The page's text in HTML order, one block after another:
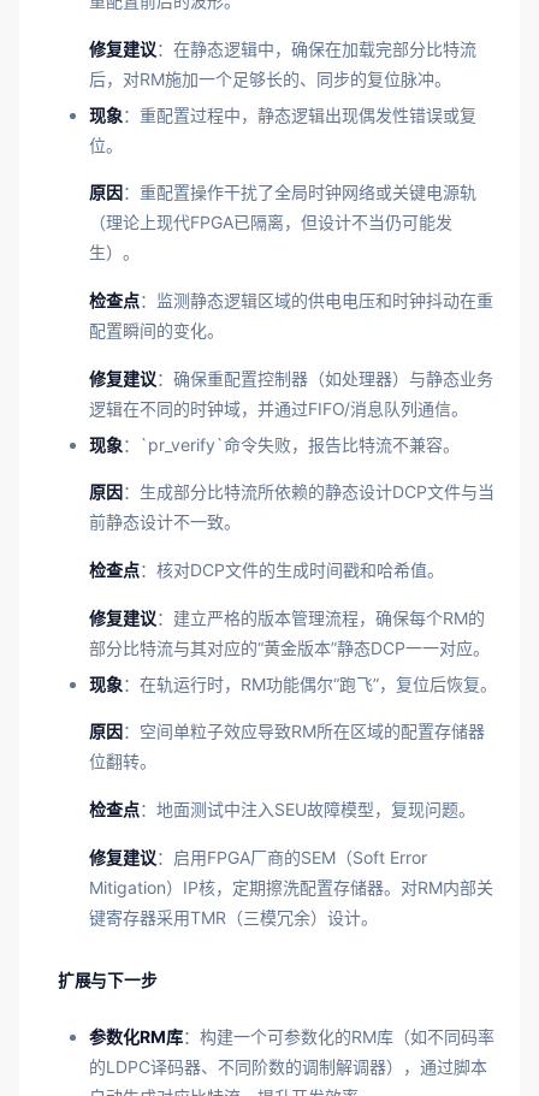
修复建议：在静态逻辑中，确保在加载完部分比特流
后，对RM施加一个足够长的、同步的复位脉冲。
现象：重配置过程中，静态逻辑出现偶发性错误或复
位。
原因：重配置操作干扰了全局时钟网络或关键电源轨
（理论上现代FPGA已隔离，但设计不当仍可能发
生）。
检查点：监测静态逻辑区域的供电电压和时钟抖动在重
配置瞬间的变化。
修复建议：确保重配置控制器（如处理器）与静态业务
逻辑在不同的时钟域，并通过FIFO/消息队列通信。
现象：`pr_verify`命令失败，报告比特流不兼容。
原因：生成部分比特流所依赖的静态设计DCP文件与当
前静态设计不一致。
检查点：核对DCP文件的生成时间戳和哈希值。
修复建议：建立严格的版本管理流程，确保每个RM的
部分比特流与其对应的“黄金版本”静态DCP一一对应。
现象：在轨运行时，RM功能偶尔“跑飞”，复位后恢复。
原因：空间单粒子效应导致RM所在区域的配置存储器
位翻转。
检查点：地面测试中注入SEU故障模型，复现问题。
修复建议：启用FPGA厂商的SEM（Soft Error
Mitigation）IP核，定期擦洗配置存储器。对RM内部关
键寄存器采用TMR（三模冗余）设计。
扩展与下一步
参数化RM库：构建一个可参数化的RM库（如不同码率
的LDPC译码器、不同阶数的调制解调器），通过脚本